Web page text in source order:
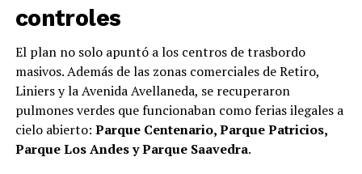
controles
El plan no solo apuntó a los centros de trasbordo
masivos. Además de las zonas comerciales de Retiro,
Liniers y la Avenida Avellaneda, se recuperaron
pulmones verdes que funcionaban como ferias ilegales a
cielo abierto: Parque Centenario, Parque Patricios,
Parque Los Andes y Parque Saavedra.